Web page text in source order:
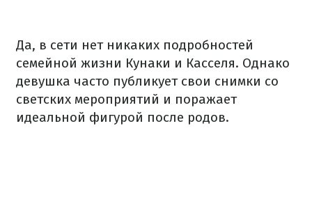
Да, в сети нет никаких подробностей
семейной жизни Кунаки и Касселя. Однако
девушка часто публикует свои снимки со
светских мероприятий и поражает
идеальной фигурой после родов.